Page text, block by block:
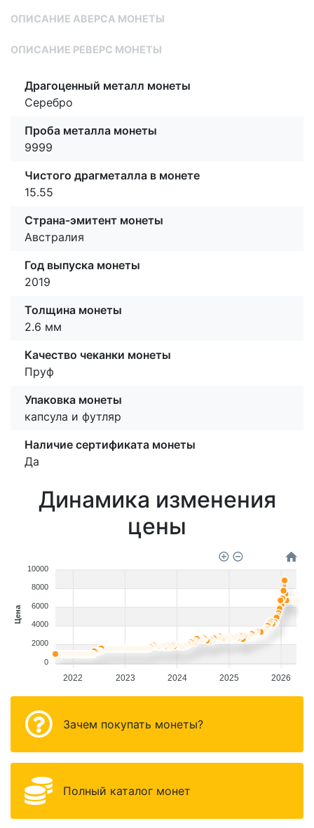
ОПИСАНИЕ АВЕРСА МОНЕТЫ
ОПИСАНИЕ РЕВЕРС МОНЕТЫ
Драгоценный металл монеты
Серебро
Проба металла монеты
9999
Чистого драгметалла в монете
15.55
Страна-эмитент монеты
Австралия
Год выпуска монеты
2019
Толщина монеты
2.6 мм
Качество чеканки монеты
Пруф
Упаковка монеты
капсула и футляр
Наличие сертификата монеты
Да
Динамика изменения
цены
2022 2023 2024 2025 2026
10000
8000
6000
4000
2000
0
Цена
Зачем покупать монеты?
Полный каталог монет